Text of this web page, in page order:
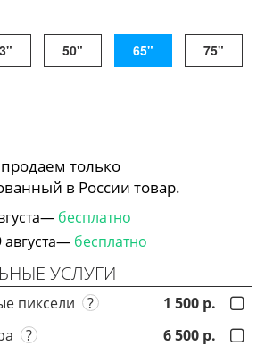
50" 65" 75"
только
в России товар.
бесплатно
бесплатно
УСЛУГИ
пиксели ?
1 500 р.
?
6 500 р.